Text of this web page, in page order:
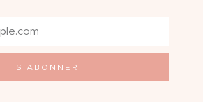
S'ABONNER